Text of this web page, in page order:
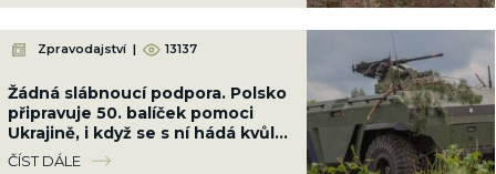
Zpravodajství | 13137
Žádná slábnoucí podpora. Polsko
připravuje 50. balíček pomoci
Ukrajině, i když se s ní hádá kvůli
Banderovi
ČÍST DÁLE